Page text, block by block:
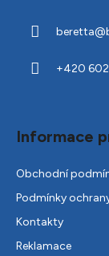
beretta@
+420
Informace
Obchodní
Podmínky
Kontakty
Reklamace